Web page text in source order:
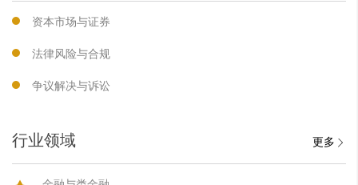
资本市场与证券
法律风险与合规
争议解决与诉讼
行业领域 更多